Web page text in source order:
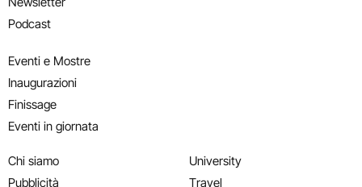
Podcast
Eventi e Mostre
Inaugurazioni
Finissage
Eventi in giornata
Chi siamo
Pubblicità
University
Travel